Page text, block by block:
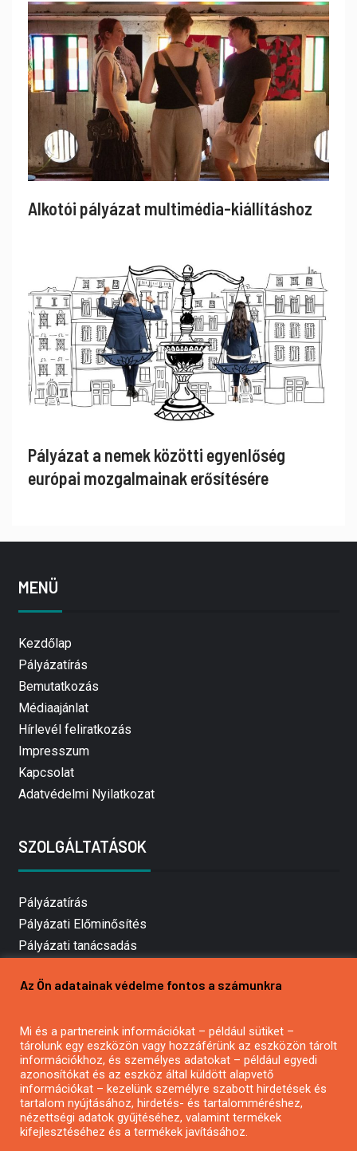
Alkotói pályázat multimédia-kiállításhoz
Pályázat a nemek közötti egyenlőség
európai mozgalmainak erősítésére
MENÜ
Kezdőlap
Pályázatírás
Bemutatkozás
Médiaajánlat
Hírlevél feliratkozás
Impresszum
Kapcsolat
Adatvédelmi Nyilatkozat
SZOLGÁLTATÁSOK
Pályázatírás
Pályázati Előminősítés
Pályázati tanácsadás
Mezőgazdasági pályázatírás
Pályázatírás civil szervezeteknek
Pályázatírás önkormányzatoknak
Pályázatfigyelés
Specifikus pályázatfigyelés vagy hírlevél
Az Ön adatainak védelme fontos a számunkra
Mi és a partnereink információkat – például sütiket –
tárolunk egy eszközön vagy hozzáférünk az eszközön tárolt
információkhoz, és személyes adatokat – például egyedi
azonosítókat és az eszköz által küldött alapvető
információkat – kezelünk személyre szabott hirdetések és
tartalom nyújtásához, hirdetés- és tartalomméréshez,
nézettségi adatok gyűjtéséhez, valamint termékek
kifejlesztéséhez és a termékek javításához.